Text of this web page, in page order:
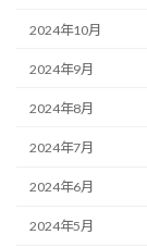
2024年10月
2024年9月
2024年8月
2024年7月
2024年6月
2024年5月